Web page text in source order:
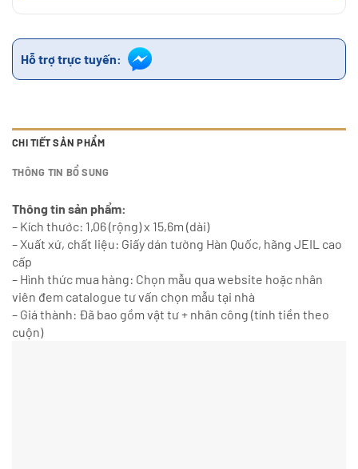
Hỗ trợ trực tuyến:
CHI TIẾT SẢN PHẨM
THÔNG TIN BỔ SUNG
Thông tin sản phẩm:
– Kích thước: 1,06 (rộng) x 15,6m (dài)
– Xuất xứ, chất liệu: Giấy dán tường Hàn Quốc, hãng JEIL cao
cấp
– Hình thức mua hàng: Chọn mẫu qua website hoặc nhân
viên đem catalogue tư vấn chọn mẫu tại nhà
– Giá thành: Đã bao gồm vật tư + nhân công (tính tiền theo
cuộn)